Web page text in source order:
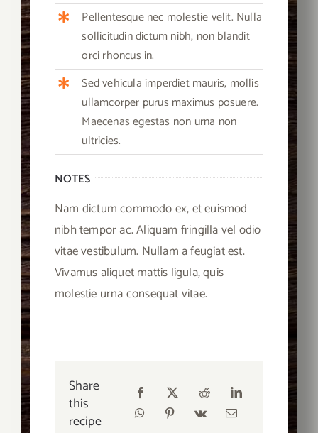
Pellentesque nec molestie velit. Nulla
sollicitudin dictum nibh, non blandit
orci rhoncus in.
Sed vehicula imperdiet mauris, mollis
ullamcorper purus maximus posuere.
Maecenas egestas non urna non
ultricies.
NOTES
Nam dictum commodo ex, et euismod
nibh tempor ac. Aliquam fringilla vel odio
vitae vestibulum. Nullam a feugiat est.
Vivamus aliquet mattis ligula, quis
molestie urna consequat vitae.
Share
this
recipe